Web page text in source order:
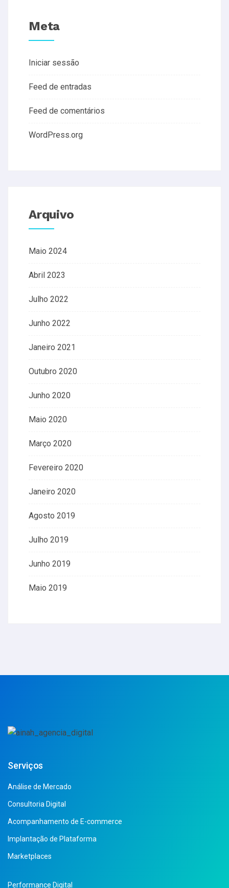
Meta
Iniciar sessão
Feed de entradas
Feed de comentários
WordPress.org
Arquivo
Maio 2024
Abril 2023
Julho 2022
Junho 2022
Janeiro 2021
Outubro 2020
Junho 2020
Maio 2020
Março 2020
Fevereiro 2020
Janeiro 2020
Agosto 2019
Julho 2019
Junho 2019
Maio 2019
Serviços
Análise de Mercado
Consultoria Digital
Acompanhamento de E-commerce
Implantação de Plataforma
Marketplaces
Performance Digital